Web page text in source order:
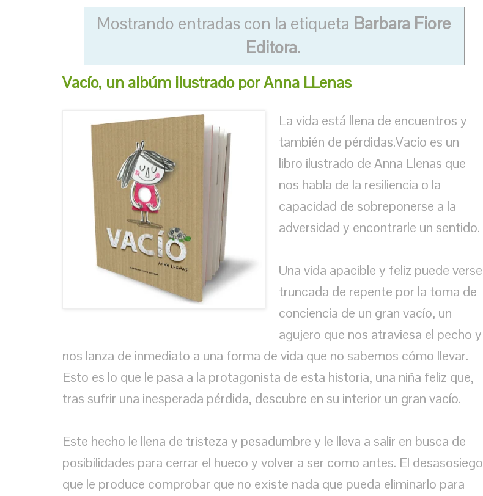
Mostrando entradas con la etiqueta Barbara Fiore
Editora.
Vacío, un albúm ilustrado por Anna LLenas
La vida está llena de encuentros y
también de pérdidas.Vacío es un
libro ilustrado de Anna Llenas que
nos habla de la resiliencia o la
capacidad de sobreponerse a la
adversidad y encontrarle un sentido.
Una vida apacible y feliz puede verse
truncada de repente por la toma de
conciencia de un gran vacío, un
agujero que nos atraviesa el pecho y
nos lanza de inmediato a una forma de vida que no sabemos cómo llevar.
Esto es lo que le pasa a la protagonista de esta historia, una niña feliz que,
tras sufrir una inesperada pérdida, descubre en su interior un gran vacío.
Este hecho le llena de tristeza y pesadumbre y le lleva a salir en busca de
posibilidades para cerrar el hueco y volver a ser como antes. El desasosiego
que le produce comprobar que no existe nada que pueda eliminarlo para